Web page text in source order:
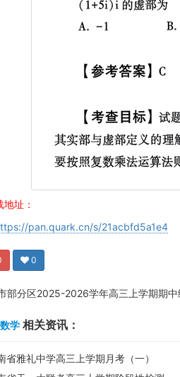
址：
pan.quark.cn/s/21acbfd5a1e4
0
部分区2025-2026学年高三上学期期中
学 相关资讯：
省雅礼中学高三上学期月考（一）